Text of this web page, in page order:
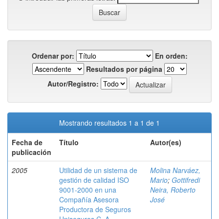
Ordenar por:
En orden:
Resultados por página
Autor/Registro:
Mostrando resultados 1 a 1 de 1
Fecha de
publicación
Título Autor(es)
2005
Utilidad de un sistema de
gestión de calidad ISO
9001-2000 en una
Compañía Asesora
Productora de Seguros
Molina Narváez,
Mario; Gottifredi
Neira, Roberto
José